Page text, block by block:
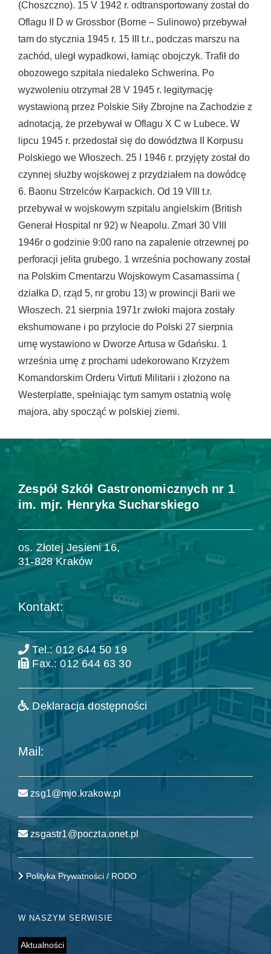
(Choszczno). 15 V 1942 r. odtransportowany został do
Oflagu II D w Grossbor (Borne – Sulinowo) przebywał
tam do stycznia 1945 r. 15 III t.r., podczas marszu na
zachód, uległ wypadkowi, łamiąc obojczyk. Trafił do
obozowego szpitala niedaleko Schwerina. Po
wyzwoleniu otrzymał 28 V 1945 r. legitymację
wystawioną przez Polskie Siły Zbrojne na Zachodzie z
adnotacją, że przebywał w Oflagu X C w Lubece. W
lipcu 1945 r. przedostał się do dowództwa II Korpusu
Polskiego we Włoszech. 25 I 1946 r. przyjęty został do
czynnej służby wojskowej z przydziałem na dowódcę
6. Baonu Strzelców Karpackich. Od 19 VIII t.r.
przebywał w wojskowym szpitalu angielskim (British
Generał Hospital nr 92) w Neapolu. Zmarł 30 VIII
1946r o godzinie 9:00 rano na zapalenie otrzewnej po
perforacji jelita grubego. 1 września pochowany został
na Polskim Cmentarzu Wojskowym Casamassima (
działka D, rząd 5, nr grobu 13) w prowincji Barii we
Włoszech. 21 sierpnia 1971r zwłoki majora zostały
ekshumowane i po przylocie do Polski 27 sierpnia
urnę wystawiono w Dworze Artusa w Gdańsku. 1
września urnę z prochami udekorowano Krzyżem
Komandorskim Orderu Virtuti Militarii i złożono na
Westerplatte, spełniając tym samym ostatnią wolę
majora, aby spocząć w polskiej ziemi.
Zespół Szkół Gastronomicznych nr 1
im. mjr. Henryka Sucharskiego
os. Złotej Jesieni 16,
31-828 Kraków
Kontakt:
Tel.: 012 644 50 19
Fax.: 012 644 63 30
Deklaracja dostępności
Mail:
zsg1@mjo.krakow.pl
zsgastr1@poczta.onet.pl
Polityka Prywatności / RODO
W NASZYM SERWISIE
Aktualności